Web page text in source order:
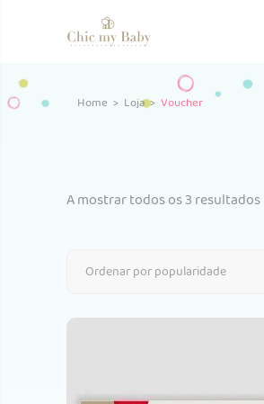
Home > Loja> Voucher
A mostrar todos os 3 resultados
Ordenar por popularidade